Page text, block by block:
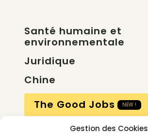
Gestion des Cookies
Santé humaine et
environnementale
Juridique
Chine
The Good Jobs
NEW !